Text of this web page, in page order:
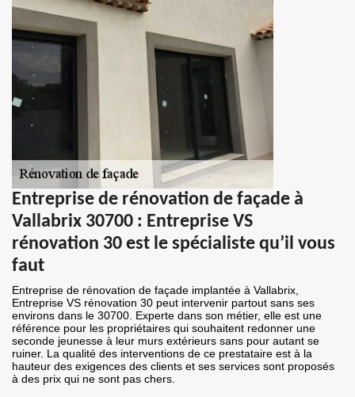
Entreprise de rénovation de façade à
Vallabrix 30700 : Entreprise VS
rénovation 30 est le spécialiste qu’il vous
faut
Entreprise de rénovation de façade implantée à Vallabrix,
Entreprise VS rénovation 30 peut intervenir partout sans ses
environs dans le 30700. Experte dans son métier, elle est une
référence pour les propriétaires qui souhaitent redonner une
seconde jeunesse à leur murs extérieurs sans pour autant se
ruiner. La qualité des interventions de ce prestataire est à la
hauteur des exigences des clients et ses services sont proposés
à des prix qui ne sont pas chers.